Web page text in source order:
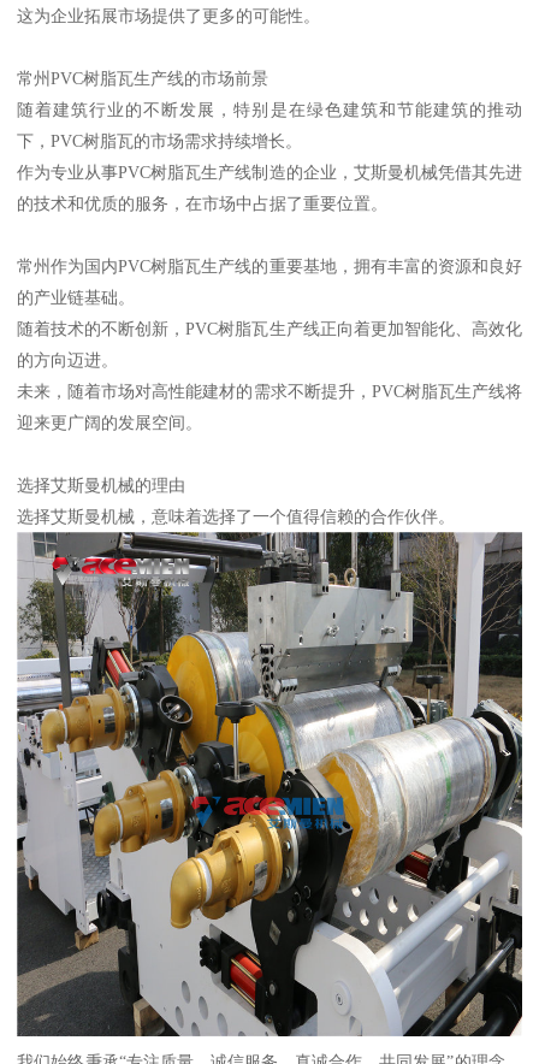
这为企业拓展市场提供了更多的可能性。
常州PVC树脂瓦生产线的市场前景
随着建筑行业的不断发展，特别是在绿色建筑和节能建筑的推动
下，PVC树脂瓦的市场需求持续增长。
作为专业从事PVC树脂瓦生产线制造的企业，艾斯曼机械凭借其先进
的技术和优质的服务，在市场中占据了重要位置。
常州作为国内PVC树脂瓦生产线的重要基地，拥有丰富的资源和良好
的产业链基础。
随着技术的不断创新，PVC树脂瓦生产线正向着更加智能化、高效化
的方向迈进。
未来，随着市场对高性能建材的需求不断提升，PVC树脂瓦生产线将
迎来更广阔的发展空间。
选择艾斯曼机械的理由
选择艾斯曼机械，意味着选择了一个值得信赖的合作伙伴。